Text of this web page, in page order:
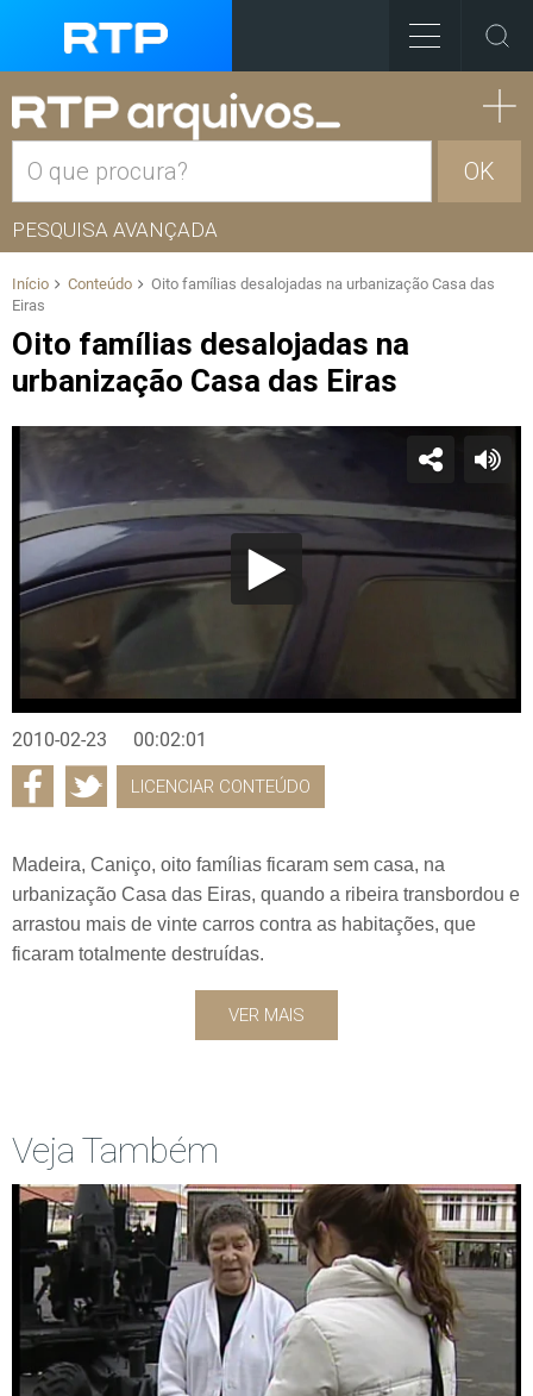
OK
PESQUISA AVANÇADA
Início Conteúdo
Oito famílias desalojadas na urbanização Casa das
Eiras
Oito famílias desalojadas na
urbanização Casa das Eiras
2010-02-23 00:02:01
LICENCIAR CONTEÚDO
Madeira, Caniço, oito famílias ficaram sem casa, na
urbanização Casa das Eiras, quando a ribeira transbordou e
arrastou mais de vinte carros contra as habitações, que
ficaram totalmente destruídas.
VER MAIS
Veja Também